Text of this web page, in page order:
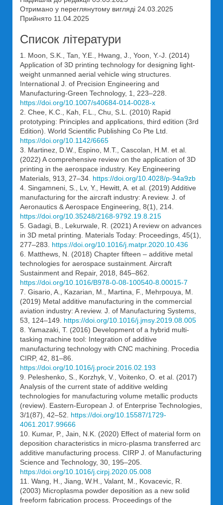
Отримано у переглянутому вигляді 24.03.2025
Прийнято 11.04.2025
Список літератури
1. Moon, S.K., Tan, Y.E., Hwang, J., Yoon, Y.-J. (2014)
Application of 3D printing technology for designing light-
weight unmanned aerial vehicle wing structures.
International J. of Precision Engineering and
Manufacturing-Green Technology, 1, 223–228.
https://doi.org/10.1007/s40684-014-0028-x
2. Chee, K.C., Kah, F.L., Chu, S.L. (2010) Rapid
prototyping: Principles and applications, third edition (3rd
Edition). World Scientific Publishing Co Pte Ltd.
https://doi.org/10.1142/6665
3. Martinez, D.W., Espino, M.T., Cascolan, H.M. et al.
(2022) A comprehensive review on the application of 3D
printing in the aerospace industry. Key Engineering
Materials, 913, 27–34. https://doi.org/10.4028/p-94a9zb
4. Singamneni, S., Lv, Y., Hewitt, A. et al. (2019) Additive
manufacturing for the aircraft industry: A review. J. of
Aeronautics & Aerospace Engineering, 8(1), 214.
https://doi.org/10.35248/2168-9792.19.8.215
5. Gadagi, B., Lekurwale, R. (2021) A review on advances
in 3D metal printing. Materials Today: Proceedings, 45(1),
277–283. https://doi.org/10.1016/j.matpr.2020.10.436
6. Matthews, N. (2018) Chapter fifteen – additive metal
technologies for aerospace sustainment. Aircraft
Sustainment and Repair, 2018, 845–862.
https://doi.org/10.1016/B978-0-08-100540-8.00015-7
7. Gisario, A., Kazarian, M., Martina, F., Mehrpouya, M.
(2019) Metal additive manufacturing in the commercial
aviation industry: A review. J. of Manufacturing Systems,
53, 124–149. https://doi.org/10.1016/j.jmsy.2019.08.005
8. Yamazaki, T. (2016) Development of a hybrid multi-
tasking machine tool: Integration of additive
manufacturing technology with CNC machining. Procedia
CIRP, 42, 81–86.
https://doi.org/10.1016/j.procir.2016.02.193
9. Peleshenko, S., Korzhyk, V., Voitenko, O. et al. (2017)
Analysis of the current state of additive welding
technologies for manufacturing volume metallic products
(review). Eastern-European J. of Enterprise Technologies,
3/1(87), 42–52. https://doi.org/10.15587/1729-
4061.2017.99666
10. Kumar, P., Jain, N.K. (2020) Effect of material form on
deposition characteristics in micro-plasma transferred arc
additive manufacturing process. CIRP J. of Manufacturing
Science and Technology, 30, 195–205.
https://doi.org/10.1016/j.cirpj.2020.05.008
11. Wang, H., Jiang, W.H., Valant, M., Kovacevic, R.
(2003) Microplasma powder deposition as a new solid
freeform fabrication process. Proceedings of the